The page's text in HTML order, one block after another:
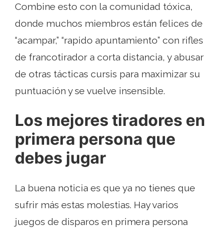
Combine esto con la comunidad tóxica,
donde muchos miembros están felices de
“acampar,” “rapido apuntamiento” con rifles
de francotirador a corta distancia, y abusar
de otras tácticas cursis para maximizar su
puntuación y se vuelve insensible.
Los mejores tiradores en
primera persona que
debes jugar
La buena noticia es que ya no tienes que
sufrir más estas molestias. Hay varios
juegos de disparos en primera persona